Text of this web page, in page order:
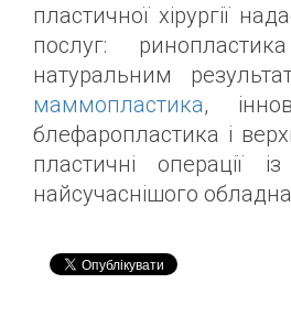
пластичної хірургії
послуг:
натуральним
маммопластика,
блефаропластика і
пластичні операції
найсучаснішого